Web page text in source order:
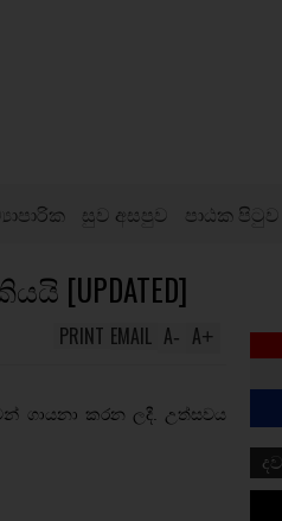
සුව අසපුව පාඨක පිටුව
A+
A-
EMAIL
PRINT
ගායනා කරන ලදී. උත්සවය